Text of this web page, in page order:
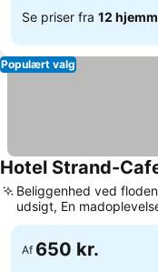
Se priser fra 12
Populært valg
Hotel Strand-
Beliggenhed ved
udsigt, En
sædvanlige
Af 650 kr.